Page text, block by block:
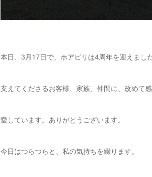
本日、3月17日で、ホアピリは4周年を迎えました
支えてくださるお客様、家族、仲間に、改めて
愛しています。ありがとうございます。
今日はつらつらと、私の気持ちを綴ります。